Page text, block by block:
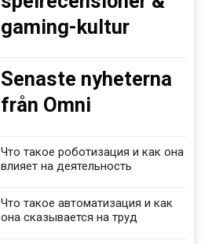
gaming-kultur
Senaste nyheterna
från Omni
Что такое роботизация и как она
влияет на деятельность
Что такое автоматизация и как
она сказывается на труд